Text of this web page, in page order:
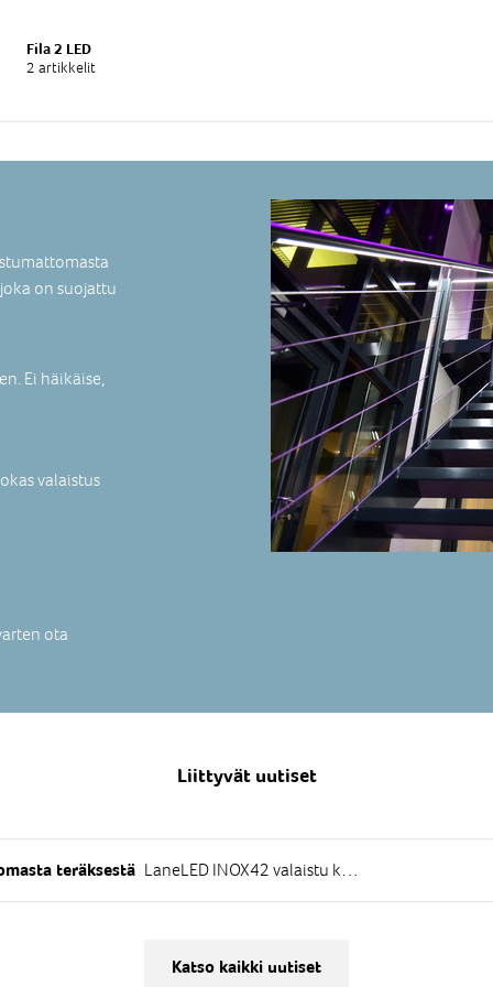
Fila 2 LED
2 artikkelit
on suojattu
Ei häikäise,
valaistus
ota
Liittyvät uutiset
teräksestä LaneLED INOX42 valaistu käsijohde
Katso kaikki uutiset